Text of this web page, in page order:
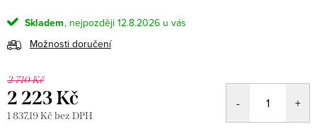
Skladem
12.8.2026
Možnosti doručení
2 710 Kč
2 223 Kč
1 837,19 Kč bez DPH